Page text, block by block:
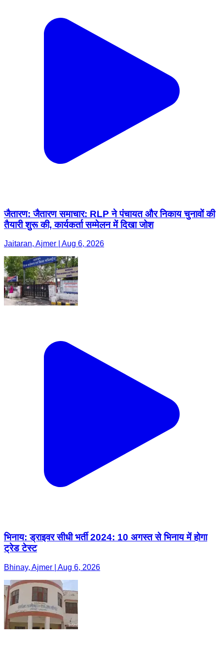
जैतारण: जैतारण समाचार: RLP ने पंचायत और निकाय चुनावों की
तैयारी शुरू की, कार्यकर्ता सम्मेलन में दिखा जोश
Jaitaran, Ajmer | Aug 6, 2026
भिनाय: ड्राइवर सीधी भर्ती 2024: 10 अगस्त से भिनाय में होगा
ट्रेड टेस्ट
Bhinay, Ajmer | Aug 6, 2026